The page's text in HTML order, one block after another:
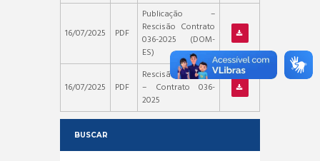
16/07/2025 PDF
Publicação –
Rescisão Contrato
036-2025 (DOM-
ES)
16/07/2025 PDF
Rescisão Unilateral
– Contrato 036-
2025
BUSCAR